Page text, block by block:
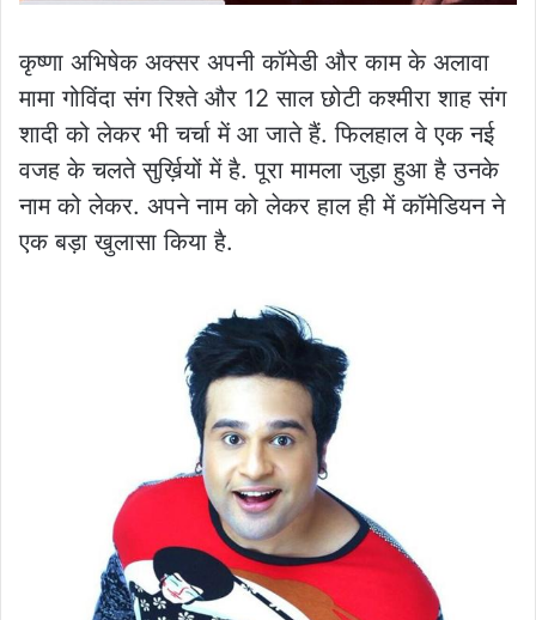
कृष्णा अभिषेक अक्सर अपनी कॉमेडी और काम के अलावा
मामा गोविंदा संग रिश्ते और 12 साल छोटी कश्मीरा शाह संग
शादी को लेकर भी चर्चा में आ जाते हैं. फिलहाल वे एक नई
वजह के चलते सुर्ख़ियों में है. पूरा मामला जुड़ा हुआ है उनके
नाम को लेकर. अपने नाम को लेकर हाल ही में कॉमेडियन ने
एक बड़ा खुलासा किया है.